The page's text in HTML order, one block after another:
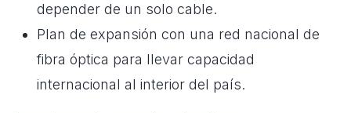
depender de un solo cable.
Plan de expansión con una red nacional de
fibra óptica para llevar capacidad
internacional al interior del país.